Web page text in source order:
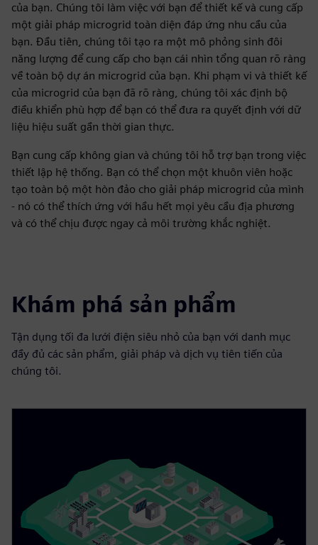
của bạn. Chúng tôi làm việc với bạn để thiết kế và cung cấp
một giải pháp microgrid toàn diện đáp ứng nhu cầu của
bạn. Đầu tiên, chúng tôi tạo ra một mô phỏng sinh đôi
năng lượng để cung cấp cho bạn cái nhìn tổng quan rõ ràng
về toàn bộ dự án microgrid của bạn. Khi phạm vi và thiết kế
của microgrid của bạn đã rõ ràng, chúng tôi xác định bộ
điều khiển phù hợp để bạn có thể đưa ra quyết định với dữ
liệu hiệu suất gần thời gian thực.
Bạn cung cấp không gian và chúng tôi hỗ trợ bạn trong việc
thiết lập hệ thống. Bạn có thể chọn một khuôn viên hoặc
tạo toàn bộ một hòn đảo cho giải pháp microgrid của mình
- nó có thể thích ứng với hầu hết mọi yêu cầu địa phương
và có thể chịu được ngay cả môi trường khắc nghiệt.
Khám phá sản phẩm
Tận dụng tối đa lưới điện siêu nhỏ của bạn với danh mục
đầy đủ các sản phẩm, giải pháp và dịch vụ tiên tiến của
chúng tôi.